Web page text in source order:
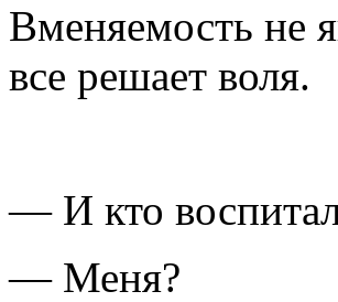
Вменяемость не
все решает воля.
— И кто
— Меня?